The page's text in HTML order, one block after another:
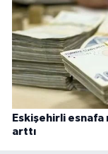
Eskişehirli
arttı